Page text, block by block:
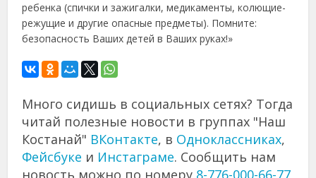
ребенка (спички и зажигалки, медикаменты, колющие-
режущие и другие опасные предметы). Помните:
безопасность Ваших детей в Ваших руках!»
Много сидишь в социальных сетях? Тогда
читай полезные новости в группах "Наш
Костанай" ВКонтакте, в Одноклассниках,
Фейсбуке и Инстаграме. Сообщить нам